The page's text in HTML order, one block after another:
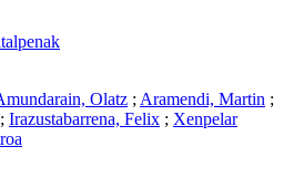
Olatz ; Aramendi, Martin ;
; Irazustabarrena, Felix ; Xenpelar